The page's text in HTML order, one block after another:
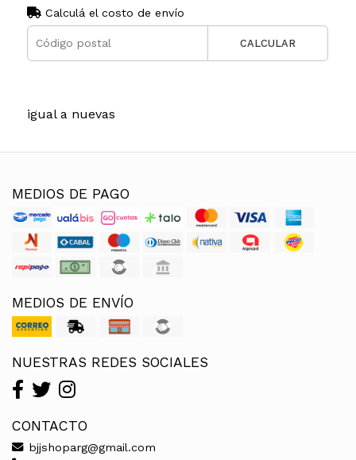
Calculá el costo de envío
CALCULAR
igual a nuevas
MEDIOS DE PAGO
MEDIOS DE ENVÍO
NUESTRAS REDES SOCIALES
CONTACTO
bjjshoparg@gmail.com